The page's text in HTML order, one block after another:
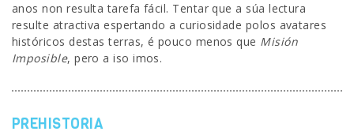
INSTALACIÓNS
SERVIZOS
SEDE ELECTRÓNICA
CÓNTANOS
anos non resulta tarefa fácil. Tentar que a súa lectura
resulte atractiva espertando a curiosidade polos avatares
históricos destas terras, é pouco menos que Misión
Imposible, pero a iso imos.
PREHISTORIA